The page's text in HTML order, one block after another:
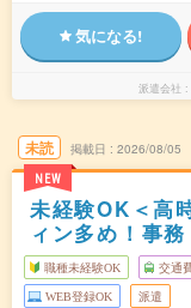
気になる!
派遣会社
未読
NEW
掲載日 2026/08/05
未経験OK＜高
ィン多め！事務
職種未経験OK 交通
WEB登録OK 派遣